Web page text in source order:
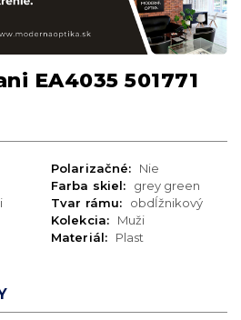
EA4035 501771
Polarizačné:
Nie
Farba skiel:
grey green
Tvar rámu:
obdĺžnikový
Kolekcia:
Muži
Materiál:
Plast